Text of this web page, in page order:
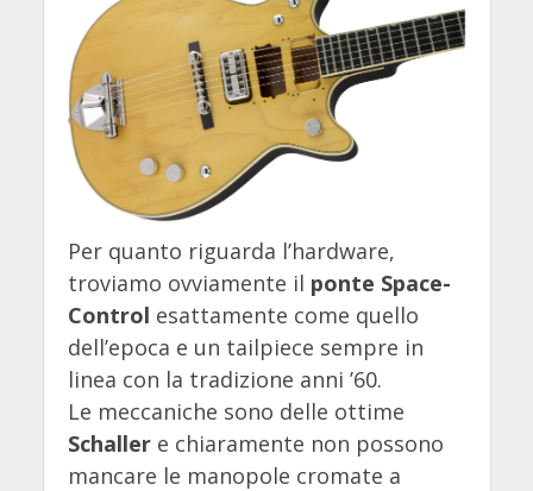
Per quanto riguarda l’hardware,
troviamo ovviamente il ponte Space-
Control esattamente come quello
dell’epoca e un tailpiece sempre in
linea con la tradizione anni ’60.
Le meccaniche sono delle ottime
Schaller e chiaramente non possono
mancare le manopole cromate a